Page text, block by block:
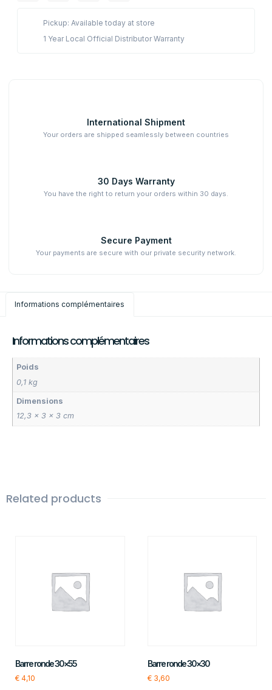
Pickup: Available today at store
1 Year Local Official Distributor Warranty
International Shipment
Your orders are shipped seamlessly between countries
30 Days Warranty
You have the right to return your orders within 30 days.
Secure Payment
Your payments are secure with our private security network.
Informations complémentaires
Informations complémentaires
Poids
0,1 kg
Dimensions
12,3 × 3 × 3 cm
Related products
Barre ronde 30×55
€ 4,10
Barre ronde 30×30
€3,60